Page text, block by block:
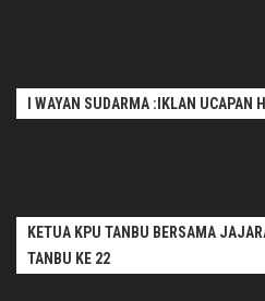
I WAYAN SUDARMA :IKLAN UCAPAN
KETUA KPU TANBU BERSAMA
TANBU KE 22